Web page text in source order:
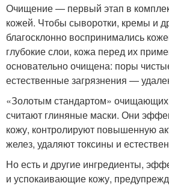
Очищение — первый этап в
кожей. Чтобы сыворотки, кремы и
благосклонно воспринимались
глубокие слои, кожа перед их
основательно очищена: поры
естественные загрязнения —
«Золотым стандартом»
считают глиняные маски. Они
кожу, контролируют повышенную
желез, удаляют токсины и
Но есть и другие ингредиенты,
и успокаивающие кожу,